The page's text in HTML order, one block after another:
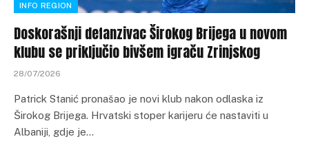
INFO REGION
Doskorašnji defanzivac Širokog Brijega u novom
klubu se priključio bivšem igraču Zrinjskog
28/07/2026
Patrick Stanić pronašao je novi klub nakon odlaska iz
Širokog Brijega. Hrvatski stoper karijeru će nastaviti u
Albaniji, gdje je…